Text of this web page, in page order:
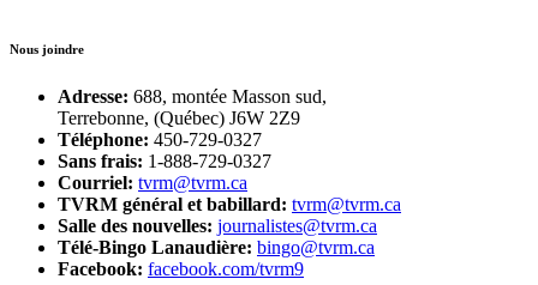
Nous joindre
Adresse: 688, montée Masson sud,
Terrebonne, (Québec) J6W 2Z9
Téléphone: 450-729-0327
Sans frais: 1-888-729-0327
Courriel: tvrm@tvrm.ca
TVRM général et babillard: tvrm@tvrm.ca
Salle des nouvelles: journalistes@tvrm.ca
Télé-Bingo Lanaudière: bingo@tvrm.ca
Facebook: facebook.com/tvrm9